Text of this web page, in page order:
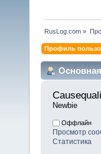
RusLog.com »
Профиль
Newbie
Оффлайн
Просмотр
Статистика